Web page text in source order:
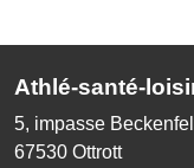
Athlé-santé-
5, impasse
67530 Ottrott